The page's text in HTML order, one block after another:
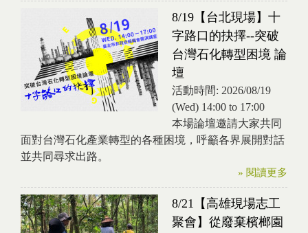
8/19【台北現場】十
字路口的抉擇--突破
台灣石化轉型困境 論
壇
活動時間: 2026/08/19
(Wed) 14:00 to 17:00
本場論壇邀請大家共同
面對台灣石化產業轉型的各種困境，呼籲各界展開對話
並共同尋求出路。
» 閱讀更多
8/21【高雄現場志工
聚會】從廢棄檳榔園